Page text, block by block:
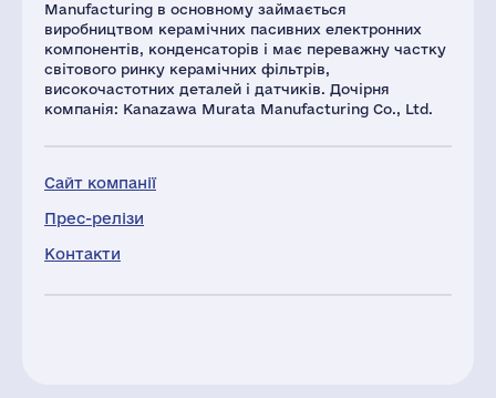
Manufacturing в основному займається
виробництвом керамічних пасивних електронних
компонентів, конденсаторів і має переважну частку
світового ринку керамічних фільтрів,
високочастотних деталей і датчиків. Дочірня
компанія: Kanazawa Murata Manufacturing Co., Ltd.
Сайт компанії
Прес-релізи
Контакти